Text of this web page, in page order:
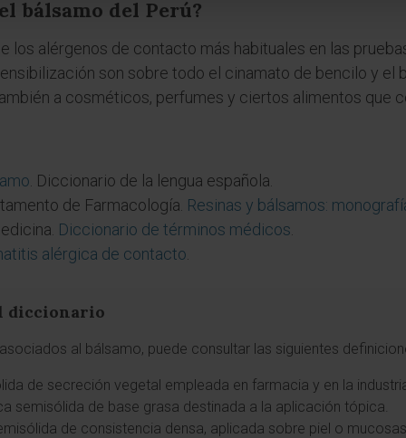
bálsamo del Perú?
los alérgenos de contacto más habituales en las
son sobre todo el cinamato de bencilo y el
a cosméticos, perfumes y ciertos alimentos que
. Diccionario de la lengua española.
de Farmacología. Resinas y bálsamos:
Diccionario de términos médicos
alérgica de contacto
diccionario
al bálsamo, puede consultar las siguientes
de secreción vegetal empleada en farmacia y en la
semisólida de base grasa destinada a la aplicación tópica.
de consistencia densa, aplicada sobre piel o